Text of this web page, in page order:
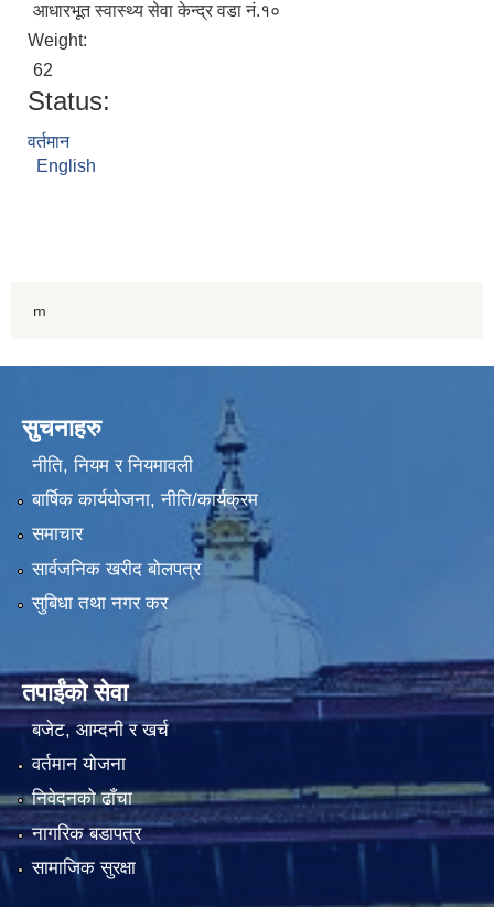
आधारभूत स्वास्थ्य सेवा केन्द्र वडा नं.१०
Weight:
62
Status:
वर्तमान
English
m
सुचनाहरु
नीति, नियम र नियमावली
बार्षिक कार्ययोजना, नीति/कार्यक्रम
समाचार
सार्वजनिक खरीद बोलपत्र
सुबिधा तथा नगर कर
तपाईंको सेवा
बजेट, आम्दनी र खर्च
वर्तमान योजना
निवेदनको ढाँचा
नागरिक बडापत्र
सामाजिक सुरक्षा